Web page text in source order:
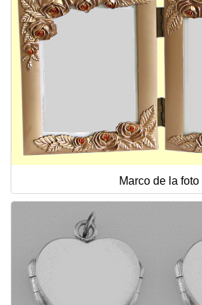
Marco de la foto